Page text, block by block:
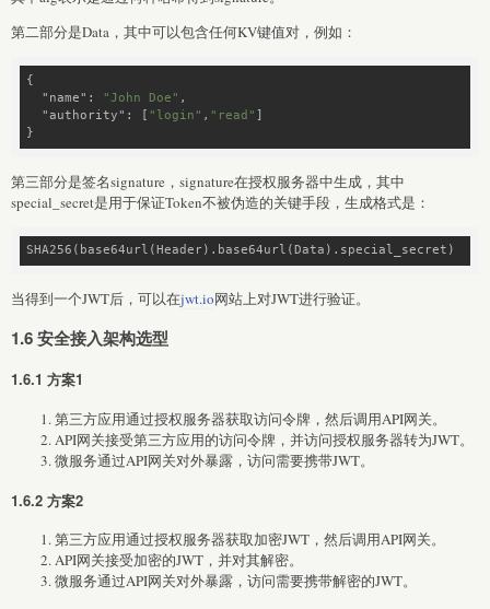
第二部分是Data，其中可以包含任何KV键值对，例如：
{
"name" : "John Doe" ,
"authority" : [ "login" , "read" ]
}
第三部分是签名signature，signature在授权服务器中生成，其中
special_secret是用于保证Token不被伪造的关键手段，生成格式是：
SHA256(base64url(Header).base64url(Data).special_secret)
当得到一个JWT后，可以在jwt.io网站上对JWT进行验证。
1.6 安全接入架构选型
1.6.1 方案1
第三方应用通过授权服务器获取访问令牌，然后调用API网关。
API网关接受第三方应用的访问令牌，并访问授权服务器转为JWT。
微服务通过API网关对外暴露，访问需要携带JWT。
1.6.2 方案2
第三方应用通过授权服务器获取加密JWT，然后调用API网关。
API网关接受加密的JWT，并对其解密。
微服务通过API网关对外暴露，访问需要携带解密的JWT。